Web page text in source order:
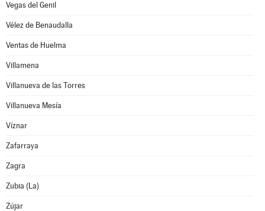
Vegas del Genil
Vélez de Benaudalla
Ventas de Huelma
Villamena
Villanueva de las Torres
Villanueva Mesía
Víznar
Zafarraya
Zagra
Zubia (La)
Zújar